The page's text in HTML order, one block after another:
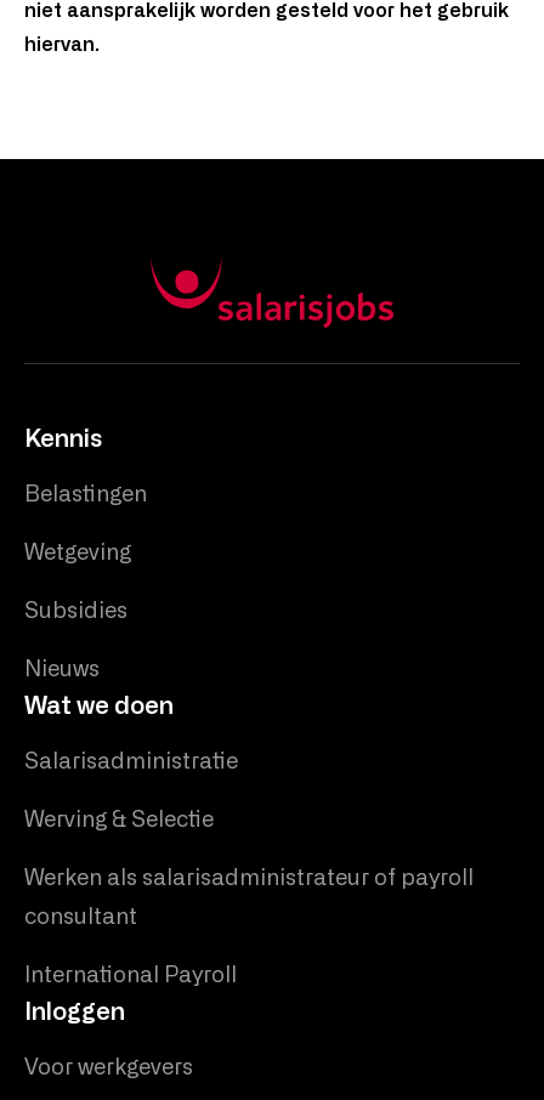
niet aansprakelijk worden gesteld voor het gebruik
hiervan.
Kennis
Belastingen
Wetgeving
Subsidies
Nieuws
Wat we doen
Salarisadministratie
Werving & Selectie
Werken als salarisadministrateur of payroll
consultant
International Payroll
Inloggen
Voor werkgevers